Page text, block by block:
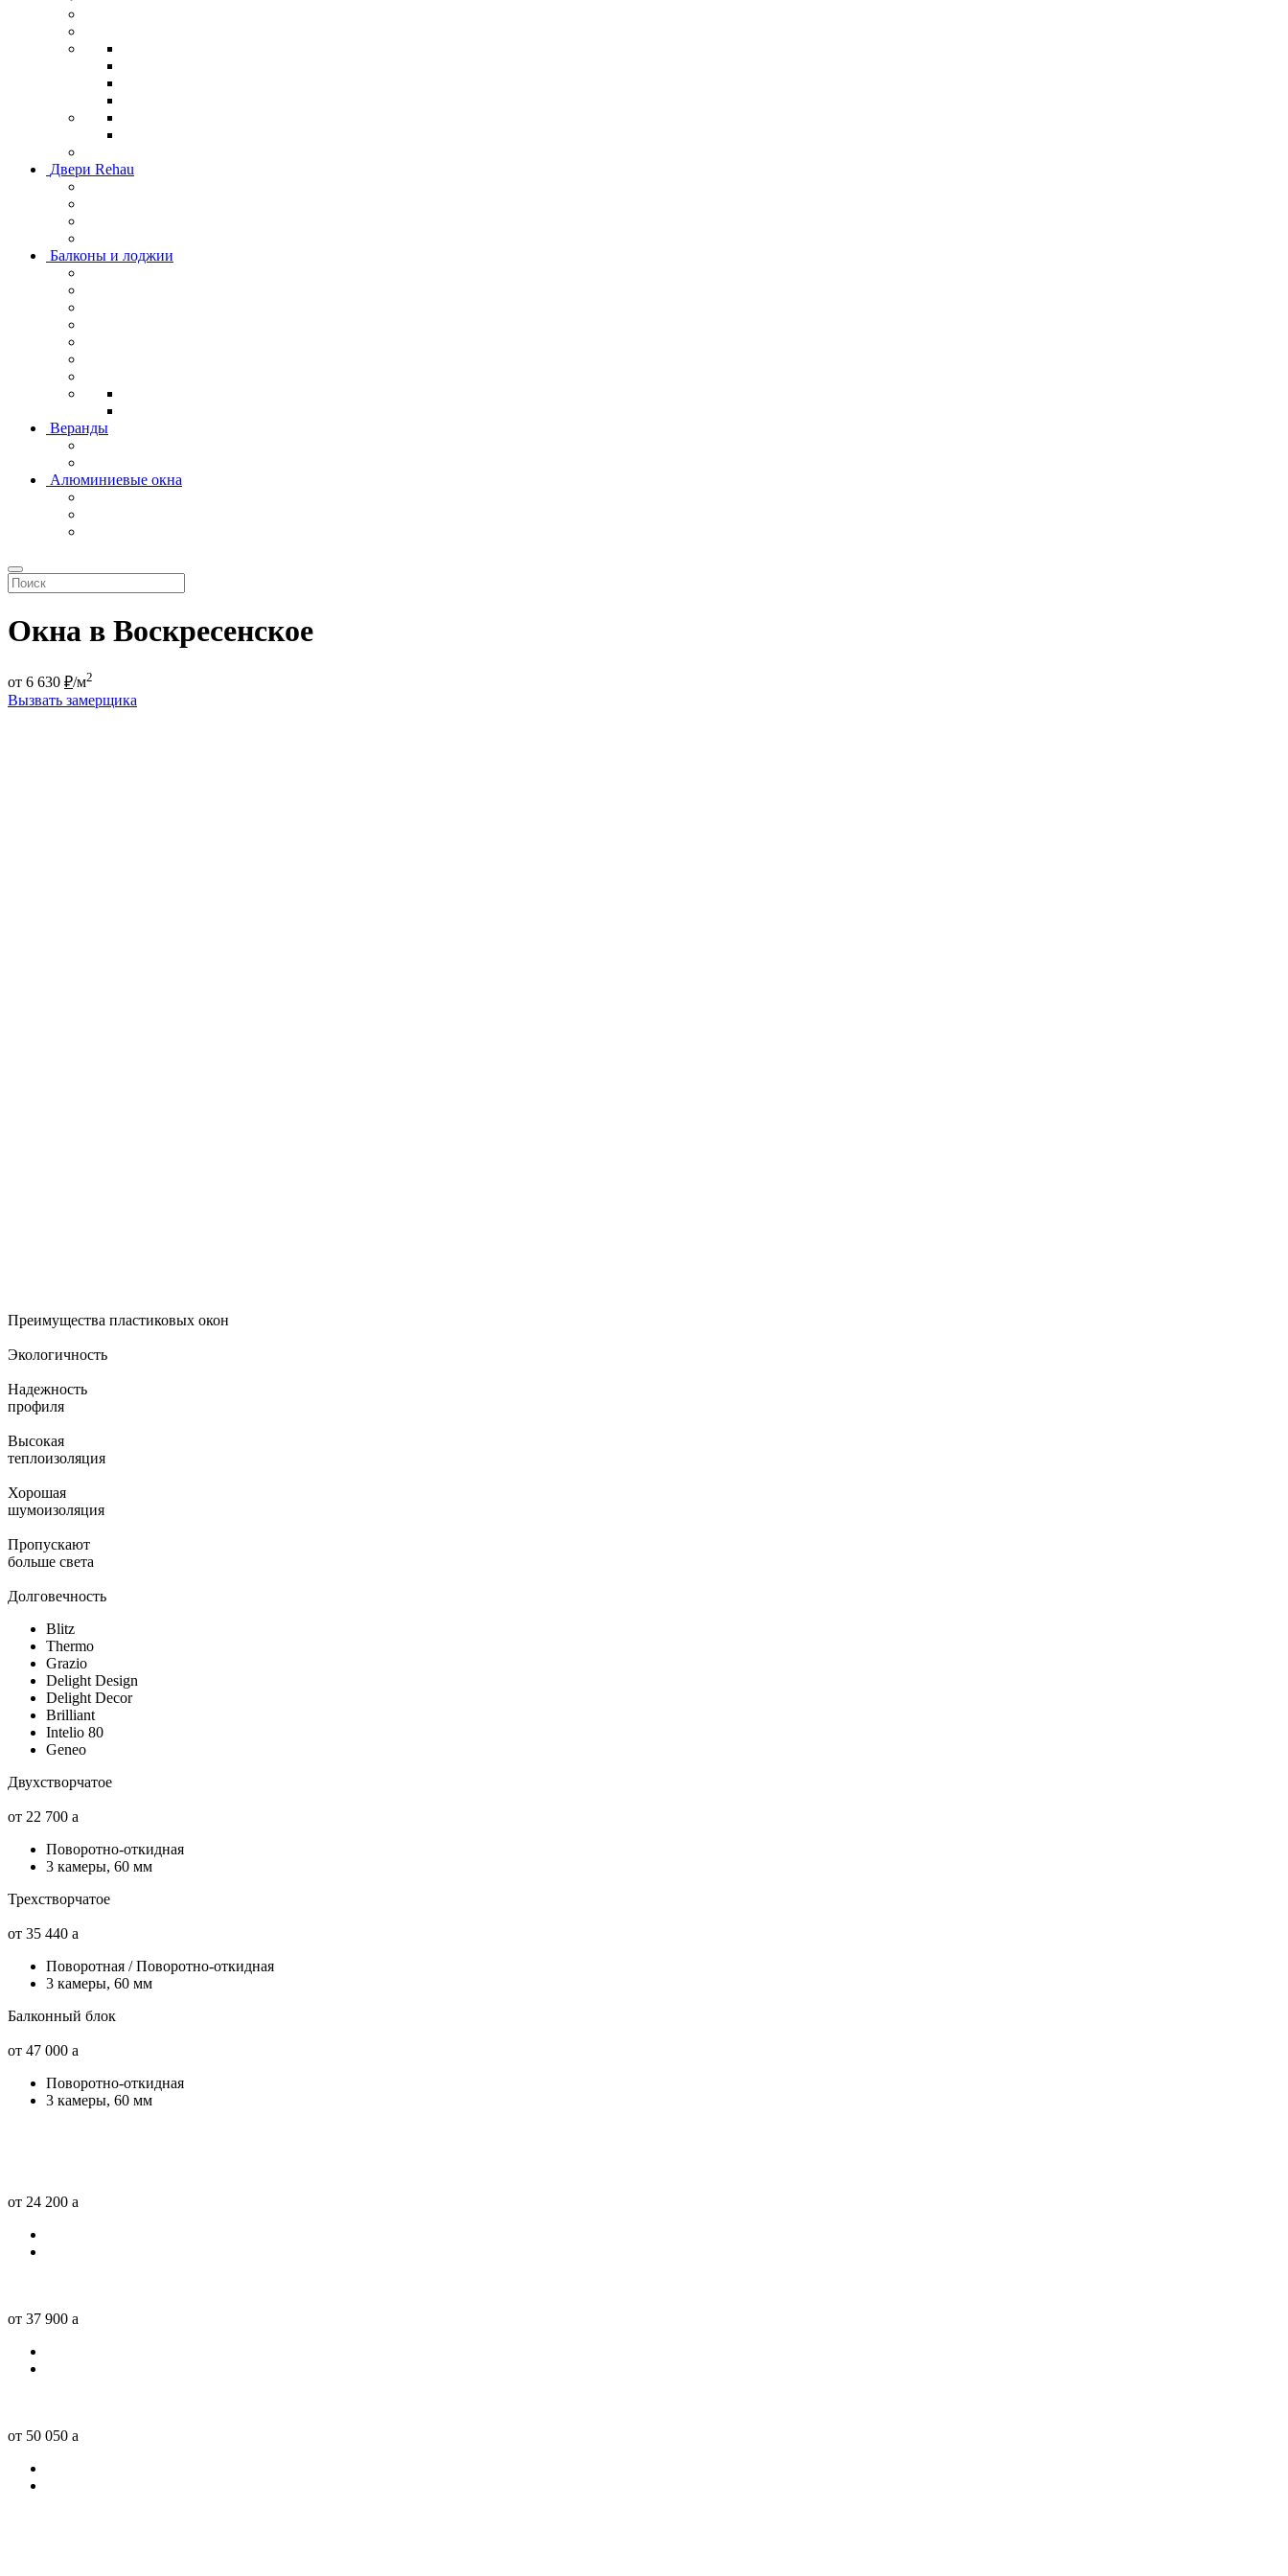
Двери Rehau
Балконы и лоджии
Веранды
Алюминиевые окна
Окна в Воскресенское
от 6 630 ₽/м2
Вызвать замерщика
Преимущества пластиковых окон
Экологичность
Надежность
профиля
Высокая
теплоизоляция
Хорошая
шумоизоляция
Пропускают
больше света
Долговечность
Blitz
Thermo
Grazio
Delight Design
Delight Decor
Brilliant
Intelio 80
Geneo
Двухстворчатое
от 22 700 a
Поворотно-откидная
3 камеры, 60 мм
Трехстворчатое
от 35 440 a
Поворотная / Поворотно-откидная
3 камеры, 60 мм
Балконный блок
от 47 000 a
Поворотно-откидная
3 камеры, 60 мм
от 24 200 a
от 37 900 a
от 50 050 a